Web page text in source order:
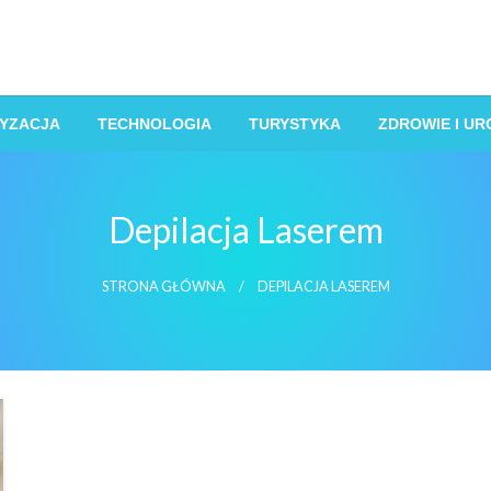
TECHNOLOGIA TURYSTYKA ZDROWIE I
Depilacja Laserem
STRONA GŁÓWNA DEPILACJA LASEREM